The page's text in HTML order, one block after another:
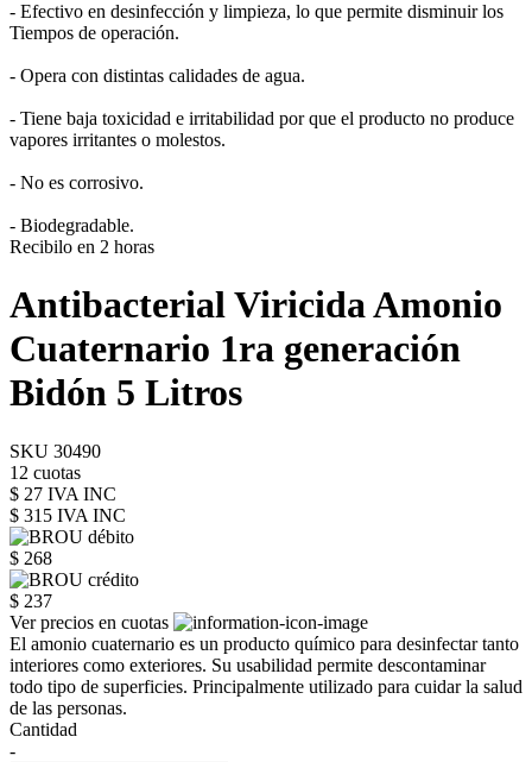
- Efectivo en desinfección y limpieza, lo que permite disminuir los
Tiempos de operación.
- Opera con distintas calidades de agua.
- Tiene baja toxicidad e irritabilidad por que el producto no produce
vapores irritantes o molestos.
- No es corrosivo.
- Biodegradable.
Recibilo en 2 horas
Antibacterial Viricida Amonio
Cuaternario 1ra generación
Bidón 5 Litros
SKU 30490
12 cuotas
$ 27 IVA INC
$ 315 IVA INC
$ 268
$ 237
Ver precios en cuotas
El amonio cuaternario es un producto químico para desinfectar tanto
interiores como exteriores. Su usabilidad permite descontaminar
todo tipo de superficies. Principalmente utilizado para cuidar la salud
de las personas.
Cantidad
-